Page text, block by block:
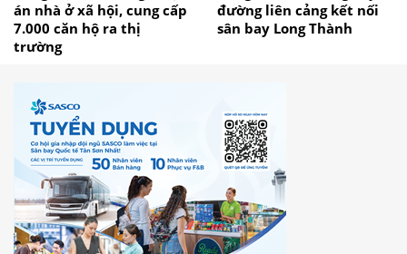
án nhà ở xã hội, cung cấp
7.000 căn hộ ra thị
trường
đường liên cảng kết nối
sân bay Long Thành